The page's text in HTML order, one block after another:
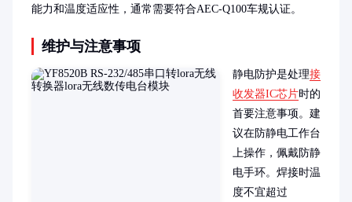
能力和温度适应性，通常需要符合AEC-Q100车规认证。
维护与注意事项
静电防护是处理接
收发器IC芯片时的
首要注意事项。建
议在防静电工作台
上操作，佩戴防静
电手环。焊接时温
度不宜超过